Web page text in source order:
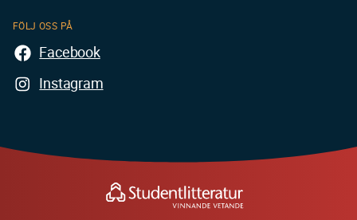
FÖLJ OSS PÅ
Facebook
Instagram